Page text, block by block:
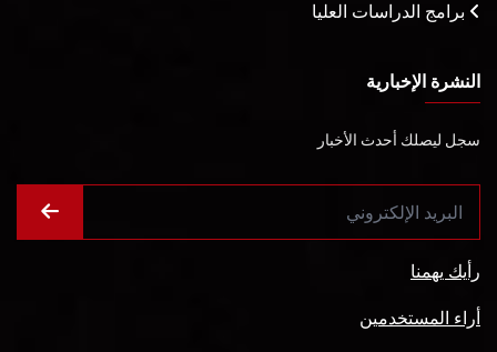
برامج الدراسات العليا
النشرة الإخبارية
سجل ليصلك أحدث الأخبار
رأيك يهمنا
أراء المستخدمين